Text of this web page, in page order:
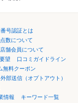
号認証とは
点数について
舗会員について
望
口コミガイドライン
無料クーポン
外部送信（オプトアウト）
情報 キーワード一覧